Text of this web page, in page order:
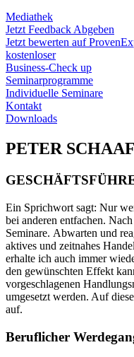
Mediathek
Jetzt Feedback Abgeben
Jetzt bewerten auf
kostenloser
Business-Check up
Seminarprogramme
Individuelle Seminare
Kontakt
Downloads
PETER SCHAAF
Ein Sprichwort sagt: Nur
bei anderen entfachen.
Seminare. Abwarten und
aktives und zeitnahes
erhalte ich auch immer
den gewünschten Effekt
vorgeschlagenen
umgesetzt werden. Auf
auf.
Beruflicher